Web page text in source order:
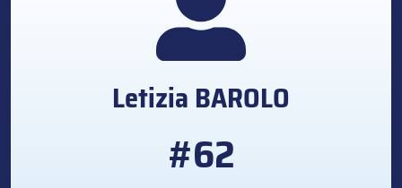
Letizia BAROLO
#62